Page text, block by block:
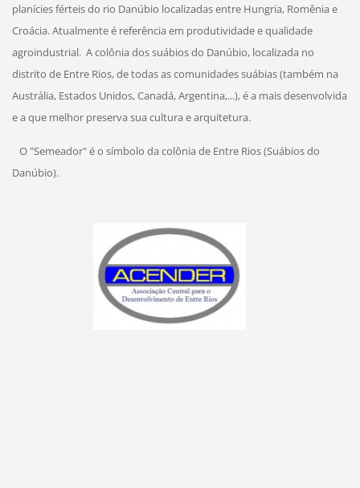
planícies férteis do rio Danúbio localizadas entre Hungria, Romênia e
Croácia. Atualmente é referência em produtividade e qualidade
agroindustrial.A colônia dos suábios do Danúbio, localizada no
distrito de Entre Rios, de todas as comunidades suábias (também na
Austrália, Estados Unidos, Canadá, Argentina,...), é a mais desenvolvida
e a que melhor preserva sua cultura e arquitetura.
O "Semeador" é o símbolo da colônia de Entre Rios (Suábios do
Danúbio).